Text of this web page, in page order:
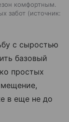
комфортным.
забот
источник:
с сыростью
базовый
простых
в еще не до